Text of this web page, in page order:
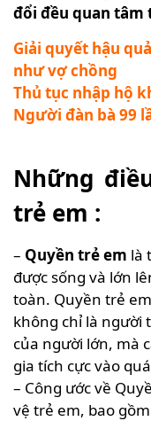
đổi đều quan tâm
Giải quyết hậu
như vợ chồng
Thủ tục nhập hộ
Người đàn bà 99
Những
trẻ em :
– Quyền trẻ em là
được sống và lớn
toàn. Quyền trẻ
không chỉ là người
của người lớn, mà
gia tích cực vào
– Công ước về
vệ trẻ em, bao